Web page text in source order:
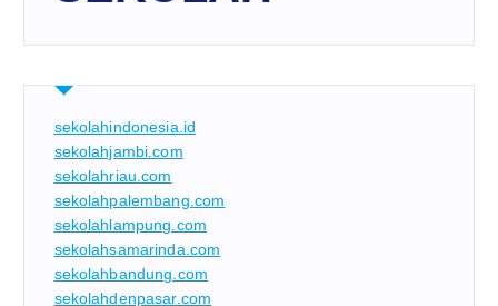
sekolahindonesia.id
sekolahjambi.com
sekolahriau.com
sekolahpalembang.com
sekolahlampung.com
sekolahsamarinda.com
sekolahbandung.com
sekolahdenpasar.com